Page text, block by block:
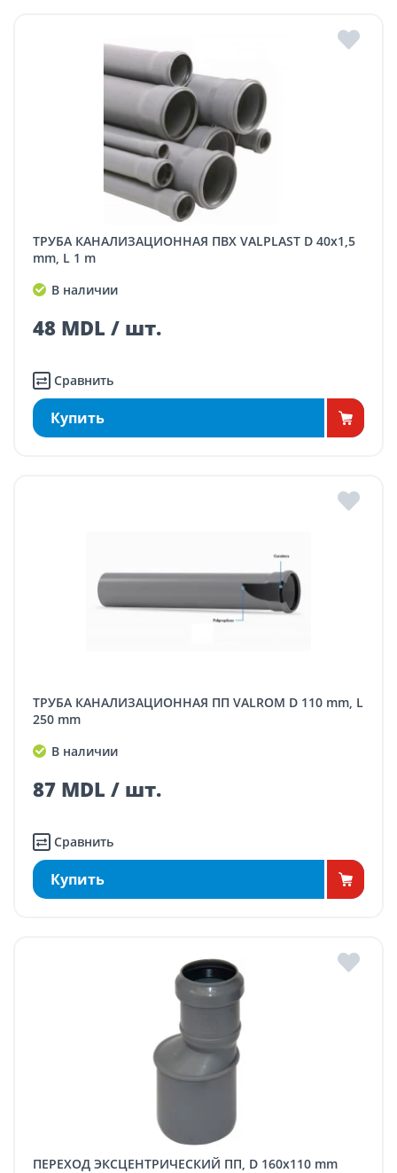
ТРУБА КАНАЛИЗАЦИОННАЯ ПВХ VALPLAST D 40x1,5
mm, L 1 m
В наличии
48 MDL / шт.
Сравнить
Купить
ТРУБА КАНАЛИЗАЦИОННАЯ ПП VALROM D 110 mm, L
250 mm
В наличии
87 MDL / шт.
Сравнить
Купить
ПЕРЕХОД ЭКСЦЕНТРИЧЕСКИЙ ПП, D 160x110 mm